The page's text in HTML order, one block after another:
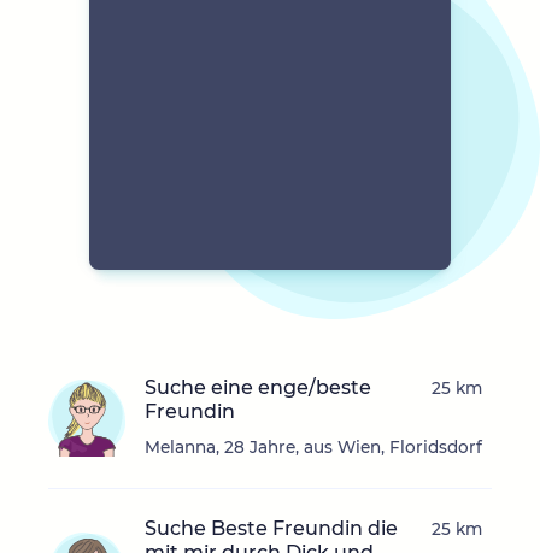
Suche eine enge/beste
Freundin
Melanna, 28 Jahre, aus Wien, Floridsdorf
25 km
Suche Beste Freundin die
25 km